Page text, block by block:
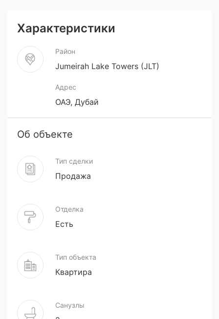
Характеристики
Район
Jumeirah Lake Towers (JLT)
Адрес
ОАЭ, Дубай
Об объекте
Тип сделки
Продажа
Отделка
Есть
Тип объекта
Квартира
Санузлы